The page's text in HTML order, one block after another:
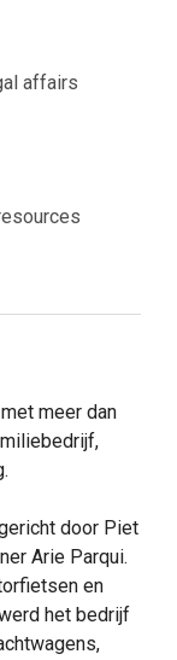
affairs
meer dan
door Piet
Arie Parqui.
en
het bedrijf